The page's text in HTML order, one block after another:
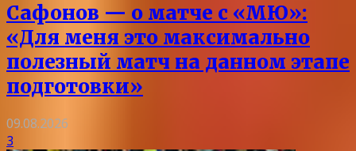
Сафонов — о матче с «МЮ»:
«Для меня это максимально
полезный матч на данном этапе
подготовки»
09.08.2026
3